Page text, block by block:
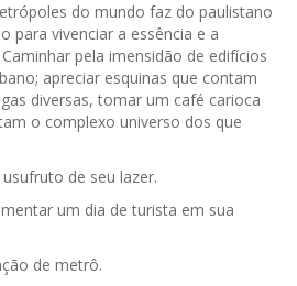
do mundo faz do paulistano
para vivenciar a essência e a
pela imensidão de edifícios
apreciar esquinas que contam
diversas, tomar um café carioca
o complexo universo dos que
de seu lazer.
um dia de turista em sua
de metrô.